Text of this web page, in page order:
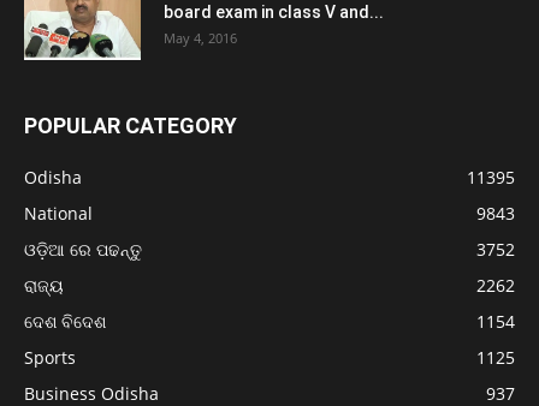
board exam in class V and...
May 4, 2016
POPULAR CATEGORY
Odisha
11395
National
9843
ଓଡ଼ିଆ ରେ ପଢନ୍ତୁ
3752
ରାଜ୍ୟ
2262
ଦେଶ ବିଦେଶ
1154
Sports
1125
Business Odisha
937